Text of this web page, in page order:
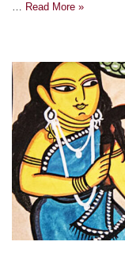
… Read More »